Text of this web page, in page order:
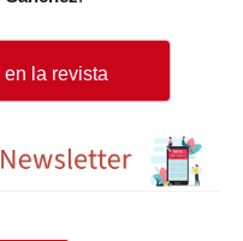
la revista